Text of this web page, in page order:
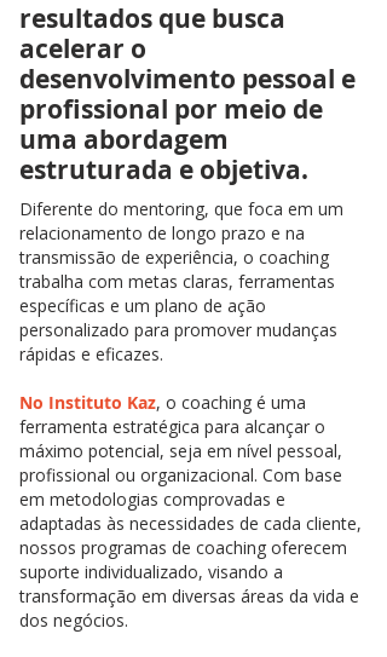
resultados que busca
acelerar o
desenvolvimento pessoal e
profissional por meio de
uma abordagem
estruturada e objetiva.
Diferente do mentoring, que foca em um
relacionamento de longo prazo e na
transmissão de experiência, o coaching
trabalha com metas claras, ferramentas
específicas e um plano de ação
personalizado para promover mudanças
rápidas e eficazes.
No Instituto Kaz, o coaching é uma
ferramenta estratégica para alcançar o
máximo potencial, seja em nível pessoal,
profissional ou organizacional. Com base
em metodologias comprovadas e
adaptadas às necessidades de cada cliente,
nossos programas de coaching oferecem
suporte individualizado, visando a
transformação em diversas áreas da vida e
dos negócios.